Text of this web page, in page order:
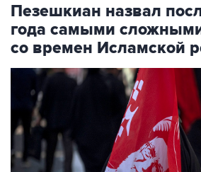
Пезешкиан назвал
года самыми
со времен Исламской